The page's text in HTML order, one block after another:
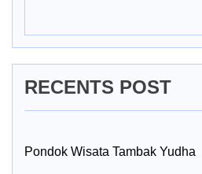
RECENTS POST
Pondok Wisata Tambak Yudha